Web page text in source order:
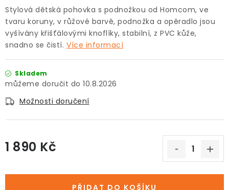
Stylová dětská pohovka s podnožkou od Homcom, ve
tvaru koruny, v růžové barvě, podnožka a opěradlo jsou
vyšívány křišťálovými knoflíky, stabilní, z PVC kůže,
snadno se čistí. Více informací
Skladem
10.8.2026
Možnosti doručení
1 890 Kč
PŘIDAT DO KOŠÍKU